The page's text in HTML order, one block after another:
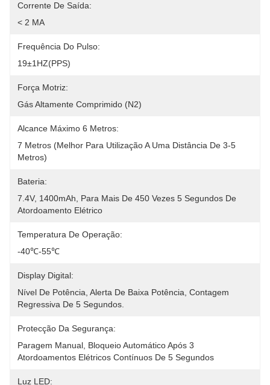
Corrente De Saída:
< 2 MA
Frequência Do Pulso:
19±1HZ(PPS)
Força Motriz:
Gás Altamente Comprimido (N2)
Alcance Máximo 6 Metros:
7 Metros (melhor Para Utilização A Uma Distância De 3-5
Metros)
Bateria:
7.4V, 1400mAh, Para Mais De 450 Vezes 5 Segundos De
Atordoamento Elétrico
Temperatura De Operação:
-40℃-55℃
Display Digital:
Nível De Potência, Alerta De Baixa Potência, Contagem
Regressiva De 5 Segundos.
Protecção Da Segurança:
Paragem Manual, Bloqueio Automático Após 3
Atordoamentos Elétricos Contínuos De 5 Segundos
Luz LED: